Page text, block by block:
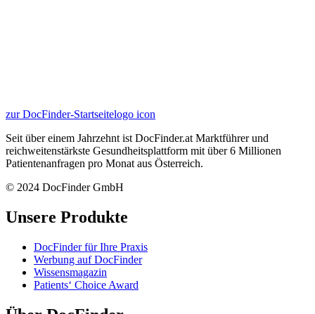
zur DocFinder-Startseitelogo icon
Seit über einem Jahrzehnt ist DocFinder.at Marktführer und
reichweitenstärkste Gesundheitsplattform mit über 6 Millionen
Patientenanfragen pro Monat aus Österreich.
© 2024 DocFinder GmbH
Unsere Produkte
DocFinder für Ihre Praxis
Werbung auf DocFinder
Wissensmagazin
Patients‘ Choice Award